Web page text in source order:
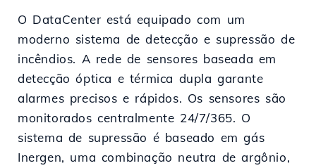
O DataCenter está equipado com um
moderno sistema de detecção e supressão de
incêndios. A rede de sensores baseada em
detecção óptica e térmica dupla garante
alarmes precisos e rápidos. Os sensores são
monitorados centralmente 24/7/365. O
sistema de supressão é baseado em gás
Inergen, uma combinação neutra de argônio,